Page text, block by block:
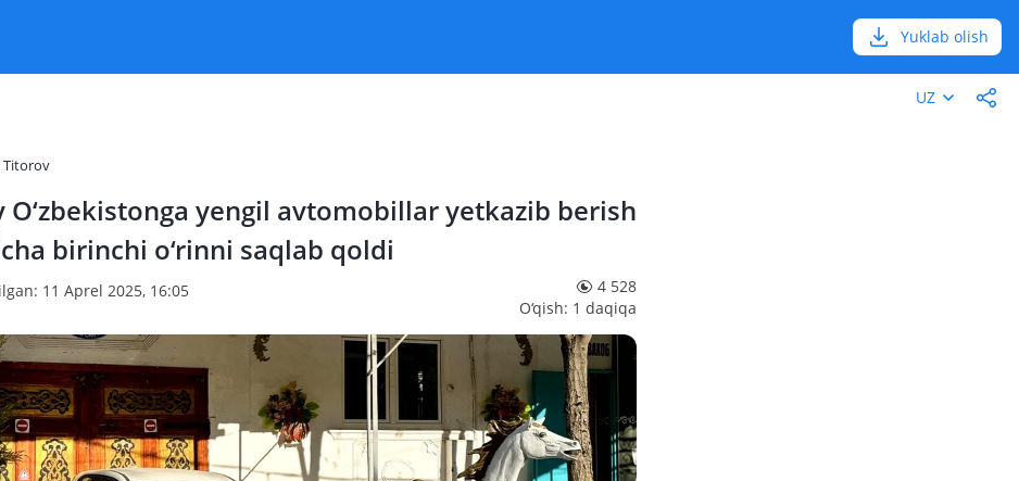
Yuklab olish
UZ
Titorov
O‘zbekistonga yengil avtomobillar yetkazib berish
birinchi o‘rinni saqlab qoldi
11 Aprel 2025, 16:05
4 528
O‘qish: 1 daqiqa